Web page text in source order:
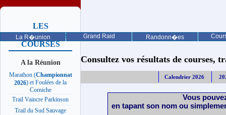
La R�union Grand Raid Randonn�es
LES
PROCHAINES
COURSES
A la Réunion
Marathon (Championnat
2026) et Foulées de la
Corniche
Trail Vaincre Parkinson
Trail du Sud Sauvage
Consultez vos résultats de courses,
Calendrier 2026
Vous
en tapant son nom ou